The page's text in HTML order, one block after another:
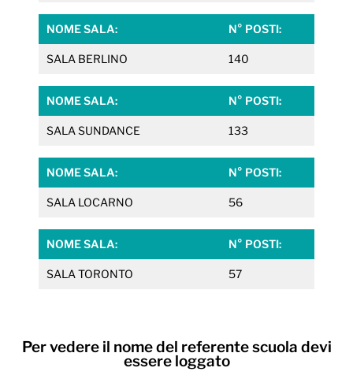
NOME SALA: N° POSTI:
SALA BERLINO 140
NOME SALA: N° POSTI:
SALA SUNDANCE 133
NOME SALA: N° POSTI:
SALA LOCARNO 56
NOME SALA: N° POSTI:
SALA TORONTO 57
Per vedere il nome del referente scuola devi
essere loggato